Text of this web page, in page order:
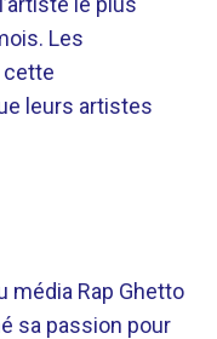
Les
cette
leurs artistes
média Rap Ghetto
sa passion pour